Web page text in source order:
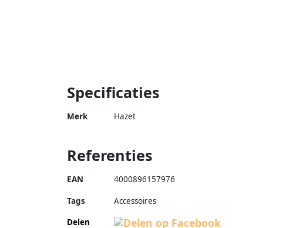
Specificaties
Merk Hazet
Referenties
EAN 4000896157976
Tags
Accessoires
Delen